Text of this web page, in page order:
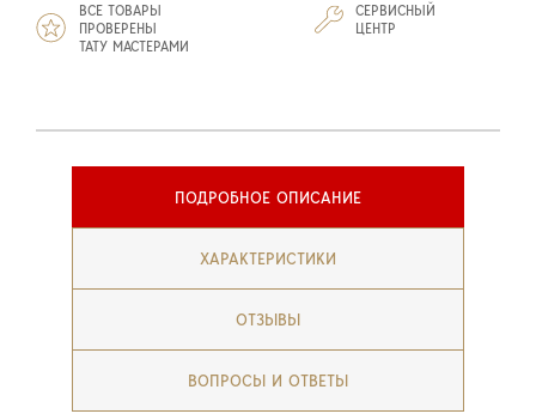
ВСЕ ТОВАРЫ
ПРОВЕРЕНЫ
ТАТУ МАСТЕРАМИ
СЕРВИСНЫЙ
ЦЕНТР
ПОДРОБНОЕ ОПИСАНИЕ
ХАРАКТЕРИСТИКИ
ОТЗЫВЫ
ВОПРОСЫ И ОТВЕТЫ